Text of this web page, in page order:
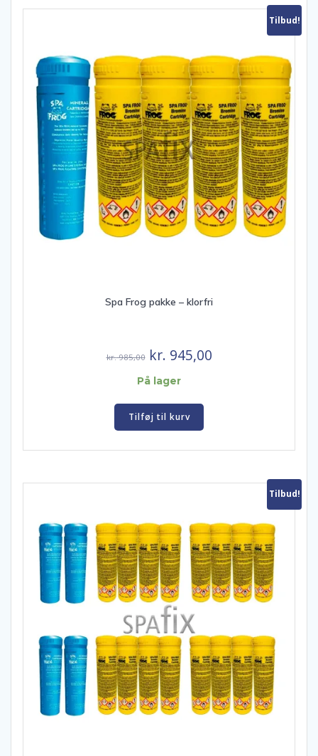
Tilbud!
Spa Frog pakke – klorfri
kr.985,00 Den
oprindelige
var:
kr. 985,00.
kr. 945,00Den
På lager
Tilføj til kurv
Tilbud!